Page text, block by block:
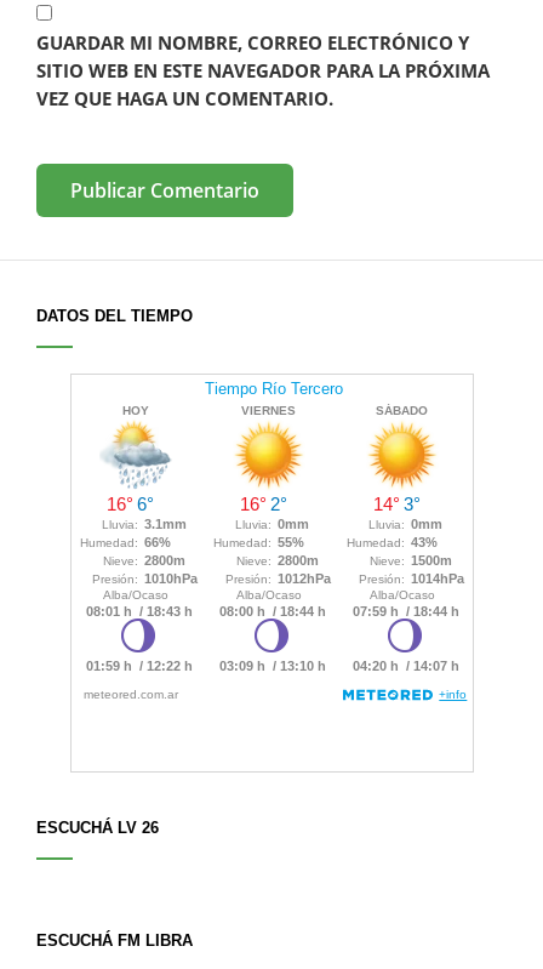
GUARDAR MI NOMBRE, CORREO ELECTRÓNICO Y
SITIO WEB EN ESTE NAVEGADOR PARA LA PRÓXIMA
VEZ QUE HAGA UN COMENTARIO.
DATOS DEL TIEMPO
ESCUCHÁ LV 26
ESCUCHÁ FM LIBRA